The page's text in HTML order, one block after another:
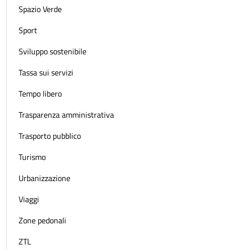
Spazio Verde
Sport
Sviluppo sostenibile
Tassa sui servizi
Tempo libero
Trasparenza amministrativa
Trasporto pubblico
Turismo
Urbanizzazione
Viaggi
Zone pedonali
ZTL